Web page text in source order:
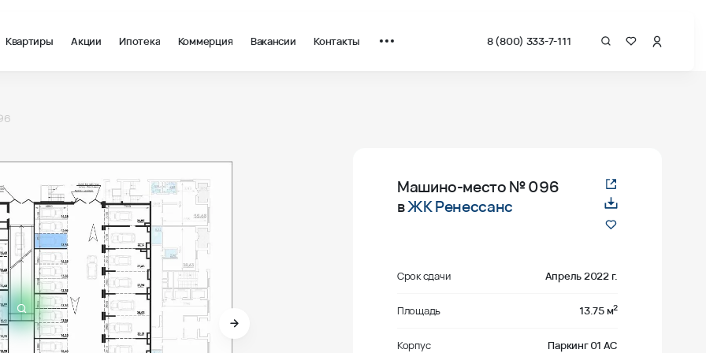
Квартиры Акции Ипотека Коммерция Вакансии Контакты 8 (800) 333-7-111
Машино-место№ 096
вЖК Ренессанс
Срок сдачи Апрель 2022 г.
Площадь 13.75 м2
Корпус Паркинг 01 АС